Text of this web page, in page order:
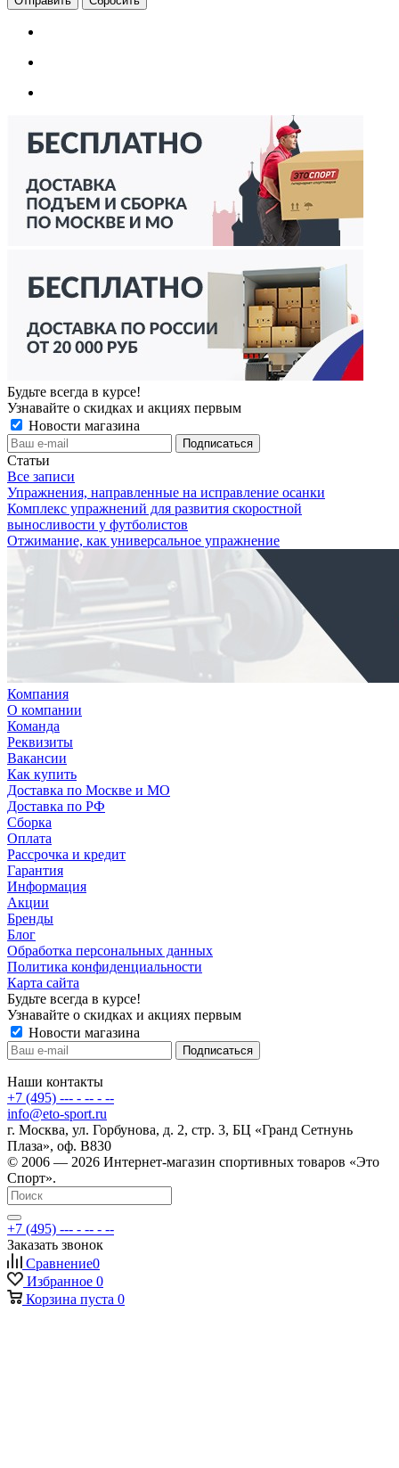
Будьте всегда в курсе!
Узнавайте о скидках и акциях первым
Новости магазина
Статьи
Все записи
Упражнения, направленные на исправление осанки
Комплекс упражнений для развития скоростной
выносливости у футболистов
Отжимание, как универсальное упражнение
Компания
О компании
Команда
Реквизиты
Вакансии
Как купить
Доставка по Москве и МО
Доставка по РФ
Сборка
Оплата
Рассрочка и кредит
Гарантия
Информация
Акции
Бренды
Блог
Обработка персональных данных
Политика конфиденциальности
Карта сайта
Будьте всегда в курсе!
Узнавайте о скидках и акциях первым
Новости магазина
Наши контакты
+7 (495) --- - -- - --
info@eto-sport.ru
г. Москва, ул. Горбунова, д. 2, стр. 3, БЦ «Гранд Сетнунь
Плаза», оф. В830
© 2006 — 2026 Интернет-магазин спортивных товаров «Это
Спорт».
+7 (495) --- - -- - --
Заказать звонок
Сравнение0
Избранное 0
Корзина пуста 0